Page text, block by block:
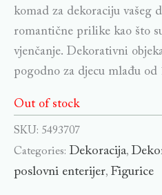
komad za dekoraciju vašeg
romantične prilike kao što
vjenčanje. Dekorativni
pogodno za djecu mlađu od
Out of stock
SKU: 5493707
Categories: Dekoracija,
poslovni enterijer, Figurice